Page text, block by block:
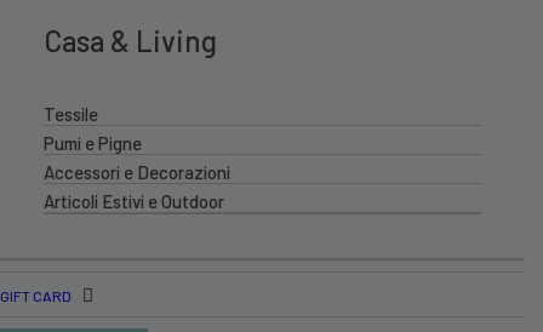
Casa & Living
Tessile
Pumi e Pigne
Accessori e Decorazioni
Articoli Estivi e Outdoor
GIFT CARD